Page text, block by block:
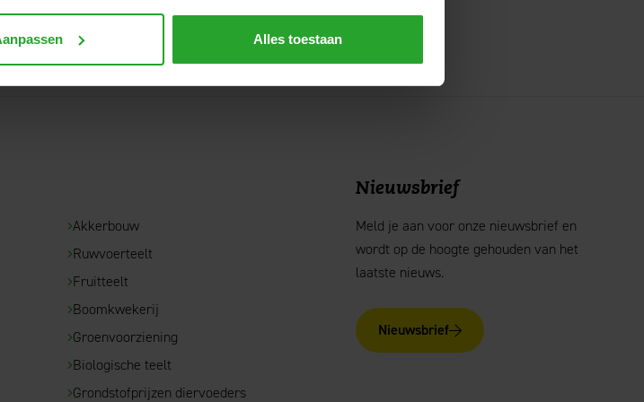
Alles toestaan
Akkerbouw
Ruwvoerteelt
Fruitteelt
Boomkwekerij
Groenvoorziening
Biologische teelt
Grondstofprijzen diervoeders
Nieuwsbrief
Meld je aan voor onze nieuwsbrief en
wordt op de hoogte gehouden van het
laatste nieuws.
Nieuwsbrief